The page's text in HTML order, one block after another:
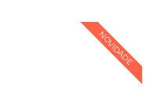
NOVIDADE